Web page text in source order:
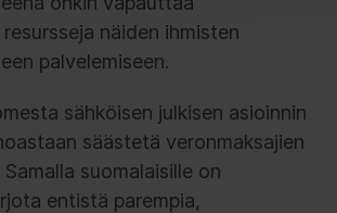
näiden ihmisten
palvelemiseen.
sähköisen julkisen asioinnin
säästetä veronmaksajien
suomalaisille on
entistä parempia,